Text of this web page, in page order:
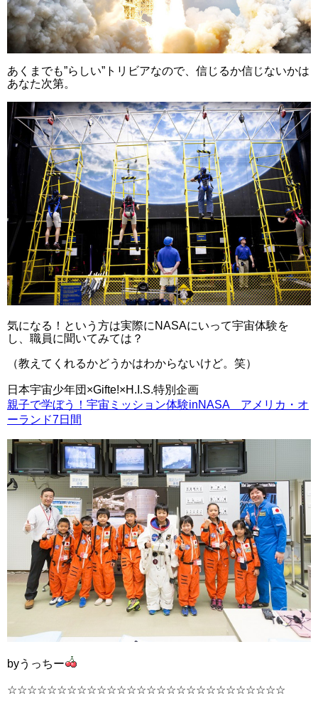
あくまでも”らしい”トリビアなので、信じるか信じないかは
あなた次第。
気になる！という方は実際にNASAにいって宇宙体験を
し、職員に聞いてみては？
（教えてくれるかどうかはわからないけど。笑）
日本宇宙少年団×Gifte!×H.I.S.特別企画
親子で学ぼう！宇宙ミッション体験inNASA アメリカ・オ
ーランド7日間
byうっちー
☆☆☆☆☆☆☆☆☆☆☆☆☆☆☆☆☆☆☆☆☆☆☆☆☆☆☆☆